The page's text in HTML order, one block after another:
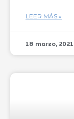
LEER MÁS »
18 marzo, 2021